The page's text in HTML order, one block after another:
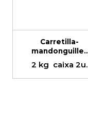
Carretilla-
mandonguilles
amb tomàquet
2 kg caixa 2u.